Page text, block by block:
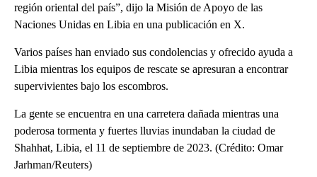
región oriental del país”, dijo la Misión de Apoyo de las
Naciones Unidas en Libia en una publicación en X.
Varios países han enviado sus condolencias y ofrecido ayuda a
Libia mientras los equipos de rescate se apresuran a encontrar
supervivientes bajo los escombros.
La gente se encuentra en una carretera dañada mientras una
poderosa tormenta y fuertes lluvias inundaban la ciudad de
Shahhat, Libia, el 11 de septiembre de 2023. (Crédito: Omar
Jarhman/Reuters)